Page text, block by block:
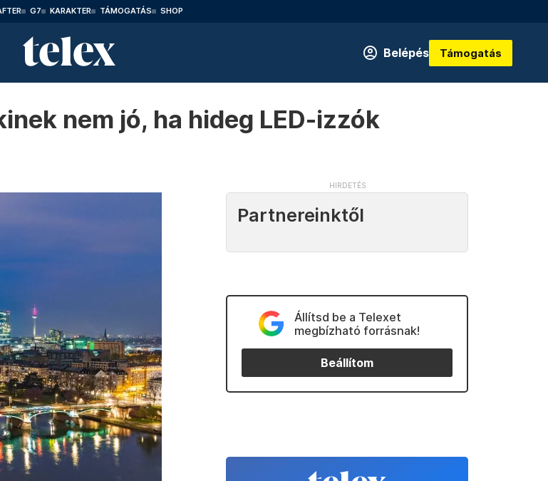
G7 KARAKTER TÁMOGATÁS SHOP
Belépés Támogatás
nem jó, ha hideg LED-izzók
Partnereinktől
Állítsd be a Telexet
megbízható forrásnak!
Beállítom